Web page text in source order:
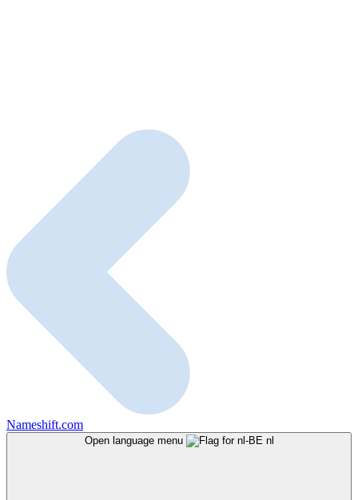
Nameshift.com
Open language menu nl